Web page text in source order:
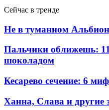
Сейчас в тренде
Не в туманном
Пальчики оближешь:
шоколадом
Кесарево сечение: 6
Ханна, Слава и